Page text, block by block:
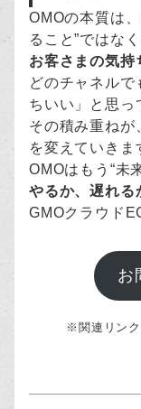
OMOの本質は
ること”ではなく
お客さまの気持
どのチャネル
ちいい」と思っ
その積み重ねが
を変えていきま
OMOはもう“未
やるか、遅れる
GMOクラウド
お
※関連リンク